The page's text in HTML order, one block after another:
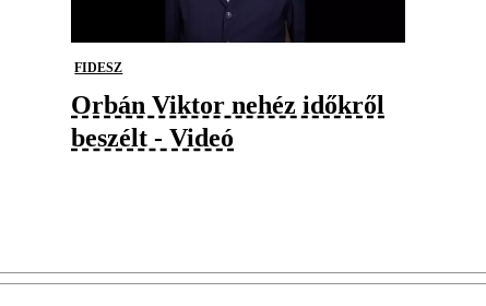
FIDESZ
Orbán Viktor nehéz időkről
beszélt - Videó